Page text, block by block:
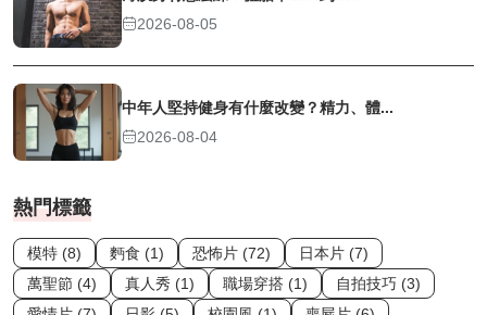
2026-08-05
中年人堅持健身有什麼改變？精力、體...
2026-08-04
熱門標籤
模特 (8) 麪食 (1) 恐怖片 (72)
日本片 (7)
萬聖節 (4)
真人秀 (1) 職場穿搭 (1)
自拍技巧 (3)